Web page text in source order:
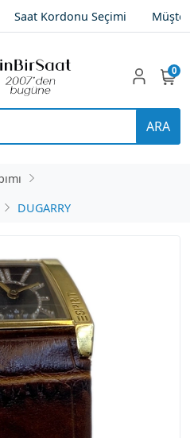
Saat Kordonu Seçimi
ARA
0
DUGARRY